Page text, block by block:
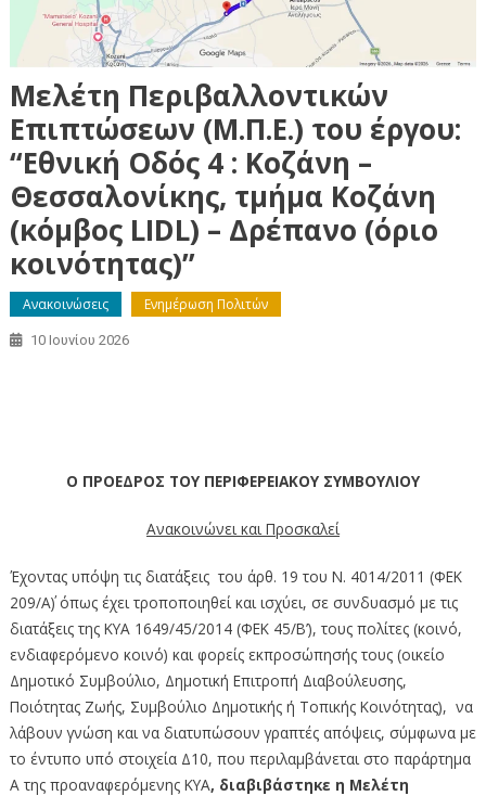
Μελέτη Περιβαλλοντικών
Επιπτώσεων (Μ.Π.Ε.) του έργου:
“Εθνική Οδός 4 : Κοζάνη –
Θεσσαλονίκης, τμήμα Κοζάνη
(κόμβος LIDL) – Δρέπανο (όριο
κοινότητας)”
Ανακοινώσεις Ενημέρωση Πολιτών
10 Ιουνίου 2026
Ο ΠΡΟΕΔΡΟΣ ΤΟΥ ΠΕΡΙΦΕΡΕΙΑΚΟΥ ΣΥΜΒΟΥΛΙΟΥ
Ανακοινώνει και Προσκαλεί
Έχοντας υπόψη τις διατάξεις του άρθ. 19 του Ν. 4014/2011 (ΦΕΚ
209/Α΄) όπως έχει τροποποιηθεί και ισχύει, σε συνδυασμό με τις
διατάξεις της ΚΥΑ 1649/45/2014 (ΦΕΚ 45/Β’), τους πολίτες (κοινό,
ενδιαφερόμενο κοινό) και φορείς εκπροσώπησής τους (οικείο
Δημοτικό Συμβούλιο, Δημοτική Επιτροπή Διαβούλευσης,
Ποιότητας Ζωής, Συμβούλιο Δημοτικής ή Τοπικής Κοινότητας), να
λάβουν γνώση και να διατυπώσουν γραπτές απόψεις, σύμφωνα με
το έντυπο υπό στοιχεία Δ10, που περιλαμβάνεται στο παράρτημα
Α της προαναφερόμενης ΚΥΑ, διαβιβάστηκε η Μελέτη